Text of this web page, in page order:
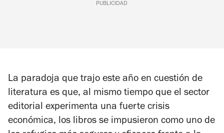
PUBLICIDAD
La paradoja que trajo este año en cuestión de
literatura es que, al mismo tiempo que el sector
editorial experimenta una fuerte crisis
económica, los libros se impusieron como uno de